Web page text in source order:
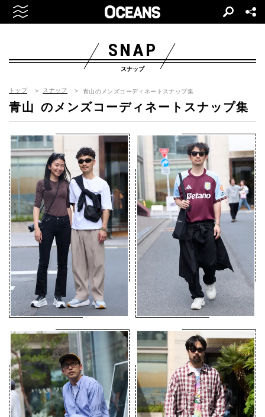
SNAP
スナップ
トップ スナップ 青山のメンズコーディネートスナップ集
青山 のメンズコーディネートスナップ集